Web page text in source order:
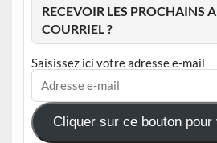
RECEVOIR LES PROCHAINS
COURRIEL ?
Saisissez ici votre adresse e-mail
Adresse
mail
Cliquer sur ce bouton